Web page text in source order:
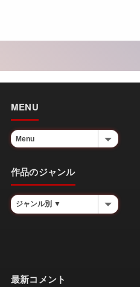
MENU
作品のジャンル
最新コメント